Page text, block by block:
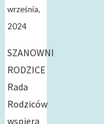
września,
2024
SZANOWNI
RODZICE
Rada
Rodziców
wspiera